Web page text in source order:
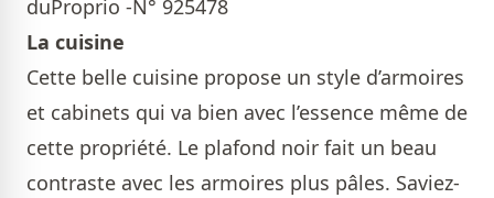
duProprio -N° 925478
La cuisine
Cette belle cuisine propose un style d’armoires
et cabinets qui va bien avec l’essence même de
cette propriété. Le plafond noir fait un beau
contraste avec les armoires plus pâles. Saviez-